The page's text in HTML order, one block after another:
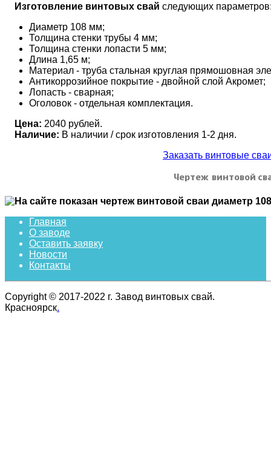
Изготовление винтовых свай следующих
Диаметр 108 мм;
Толщина стенки трубы 4 мм;
Толщина стенки лопасти 5 мм;
Длина 1,65 м;
Материал - труба стальная круглая прямошовная
Антикоррозийное покрытие - двойной слой Акромет;
Лопасть - сварная;
Оголовок - отдельная комплектация.
Цена: 2040 рублей.
Наличие: В наличии / срок изготовления 1-2 дня.
Заказать винтовые
Чертеж винтовой
Главная
О заводе
Оставить заявку
Новости
Контакты
Copyright © 2017-2022 г. Завод винтовых свай.
Красноярск.